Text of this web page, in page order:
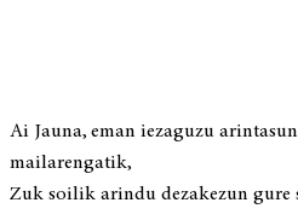
Ai Jauna, eman iezaguzu
mailarengatik,
Zuk soilik arindu dezakezun